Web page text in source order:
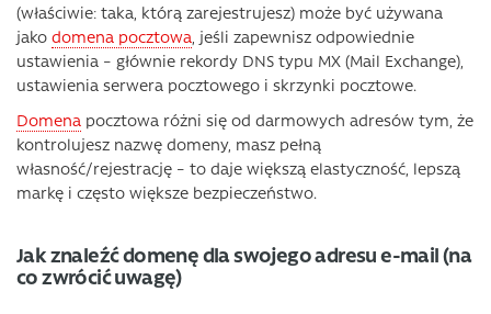
(właściwie: taka, którą zarejestrujesz) może być używana
jako domena pocztowa, jeśli zapewnisz odpowiednie
ustawienia – głównie rekordy DNS typu MX (Mail Exchange),
ustawienia serwera pocztowego i skrzynki pocztowe.
Domena pocztowa różni się od darmowych adresów tym, że
kontrolujesz nazwę domeny, masz pełną
własność/rejestrację – to daje większą elastyczność, lepszą
markę i często większe bezpieczeństwo.
Jak znaleźć domenę dla swojego adresu e-mail (na
co zwrócić uwagę)